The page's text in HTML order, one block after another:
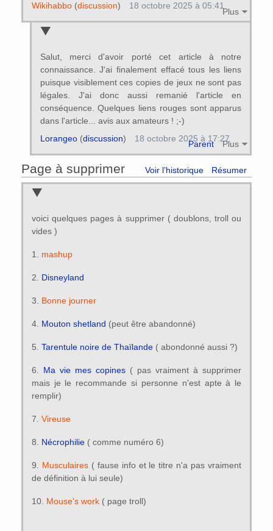
Plus
Wikihabbo(discussion) 18 octobre 2025 à 05:41
Salut, merci d'avoir porté cet article à notre
connaissance. J'ai finalement effacé tous les liens
puisque visiblement ces copies de jeux ne sont pas
légales. J'ai donc aussi remanié l'article en
conséquence. Quelques liens rouges sont apparus
dans l'article... avis aux amateurs ! ;-)
Parent Plus
Lorangeo(discussion) 18 octobre 2025 à 17:27
Page à supprimer Voir l’historique Résumer
voici quelques pages à supprimer ( doublons, troll ou
vides )
1. mashup
2. Disneyland
3. Bonne journer
4. Mouton shetland (peut être abandonné)
5. Tarentule noire de Thaïlande( abondonné aussi ?)
6. Ma vie mes copines( pas vraiment à supprimer
mais je le recommande si personne n'est apte à le
remplir)
7. Vireuse
8. Nécrophilie( comme numéro 6)
9. Musculaires( fause info et le titre n'a pas vraiment
de définition à lui seule)
10. Mouse's work( page troll)